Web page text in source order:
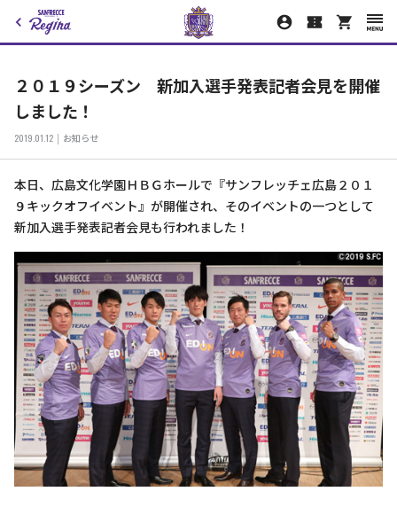
２０１９シーズン 新加入選手発表記者会見を開催
しました！
2019.01.12 お知らせ
本日、広島文化学園ＨＢＧホールで『サンフレッチェ広島２０１
９キックオフイベント』が開催され、そのイベントの一つとして
新加入選手発表記者会見も行われました！